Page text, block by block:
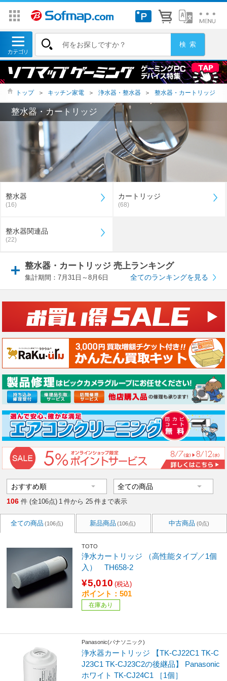
トップ ＞ キッチン家電 ＞ 浄水器・整水器 ＞ 整水器・カートリッジ
整水器・カートリッジ
整水器
(16)
カートリッジ
(68)
整水器関連品
(22)
整水器・カートリッジ 売上ランキング
集計期間：7月31日～8月6日 全てのランキングを見る
106 件 (全106点) 1 件から 25 件まで表示
全ての商品 (106点) 新品商品 (106点) 中古商品 (0点)
TOTO
浄水カートリッジ （高性能タイプ／1個
入） TH658-2
¥5,010 (税込)
ポイント：501
在庫あり
Panasonic(パナソニック)
浄水器カートリッジ 【TK-CJ22C1 TK-C
J23C1 TK-CJ23C2の後継品】 Panasonic
ホワイト TK-CJ24C1 ［1個］